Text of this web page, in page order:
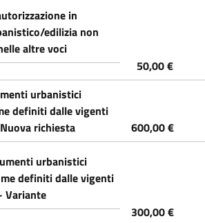
in
edilizia non
altre voci
50,00 €
urbanistici
definiti dalle vigenti
richiesta
600,00 €
urbanistici
definiti dalle vigenti
Variante
300,00 €